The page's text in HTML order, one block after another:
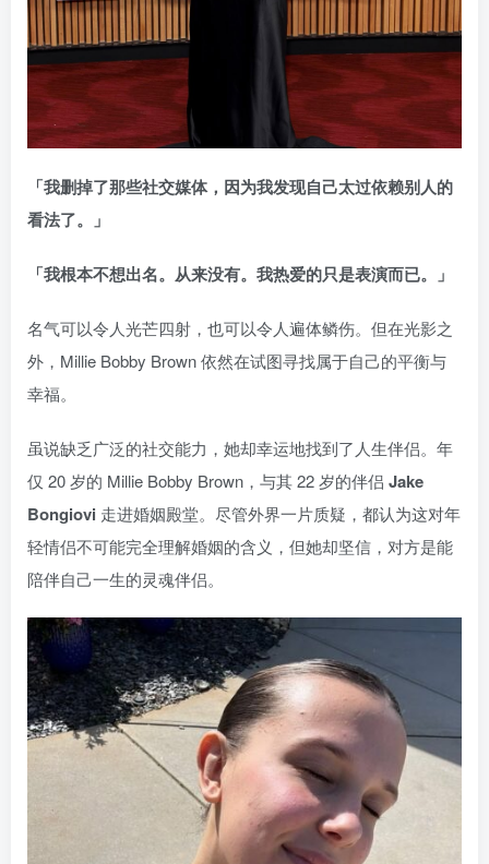
「我删掉了那些社交媒体，因为我发现自己太过依赖别人的
看法了。」
「我根本不想出名。从来没有。我热爱的只是表演而已。」
名气可以令人光芒四射，也可以令人遍体鳞伤。但在光影之
外，Millie Bobby Brown 依然在试图寻找属于自己的平衡与
幸福。
虽说缺乏广泛的社交能力，她却幸运地找到了人生伴侣。年
仅 20 岁的 Millie Bobby Brown，与其 22 岁的伴侣 Jake
Bongiovi 走进婚姻殿堂。尽管外界一片质疑，都认为这对年
轻情侣不可能完全理解婚姻的含义，但她却坚信，对方是能
陪伴自己一生的灵魂伴侣。